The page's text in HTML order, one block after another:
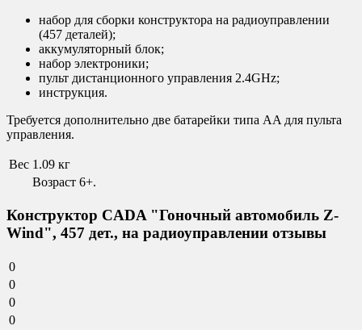
набор для сборки конструктора на радиоуправлении
(457 деталей);
аккумуляторный блок;
набор электроники;
пульт дистанционного управления 2.4GHz;
инструкция.
Требуется дополнительно две батарейки типа AA для пульта
управления.
Вес 1.09 кг
Возраст 6+.
Конструктор CADA "Гоночный автомобиль Z-
Wind", 457 дет., на радиоуправлении отзывы
0
0
0
0